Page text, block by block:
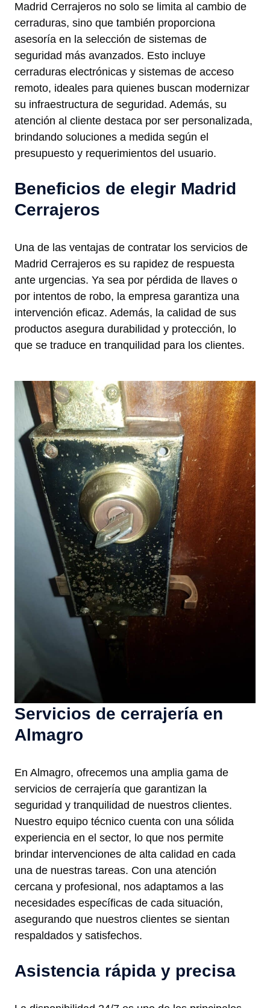
Madrid Cerrajeros no solo se limita al cambio de
cerraduras, sino que también proporciona
asesoría en la selección de sistemas de
seguridad más avanzados. Esto incluye
cerraduras electrónicas y sistemas de acceso
remoto, ideales para quienes buscan modernizar
su infraestructura de seguridad. Además, su
atención al cliente destaca por ser personalizada,
brindando soluciones a medida según el
presupuesto y requerimientos del usuario.
Beneficios de elegir Madrid
Cerrajeros
Una de las ventajas de contratar los servicios de
Madrid Cerrajeros es su rapidez de respuesta
ante urgencias. Ya sea por pérdida de llaves o
por intentos de robo, la empresa garantiza una
intervención eficaz. Además, la calidad de sus
productos asegura durabilidad y protección, lo
que se traduce en tranquilidad para los clientes.
Servicios de cerrajería en
Almagro
En Almagro, ofrecemos una amplia gama de
servicios de cerrajería que garantizan la
seguridad y tranquilidad de nuestros clientes.
Nuestro equipo técnico cuenta con una sólida
experiencia en el sector, lo que nos permite
brindar intervenciones de alta calidad en cada
una de nuestras tareas. Con una atención
cercana y profesional, nos adaptamos a las
necesidades específicas de cada situación,
asegurando que nuestros clientes se sientan
respaldados y satisfechos.
Asistencia rápida y precisa